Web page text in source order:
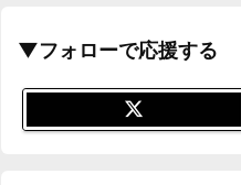
▼フォローで応援する